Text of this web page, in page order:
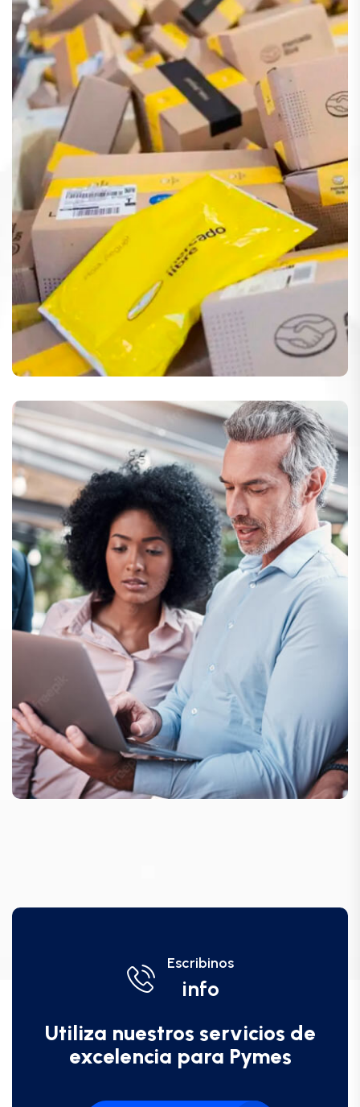
Escribinos
info
Utiliza nuestros servicios de
excelencia para Pymes